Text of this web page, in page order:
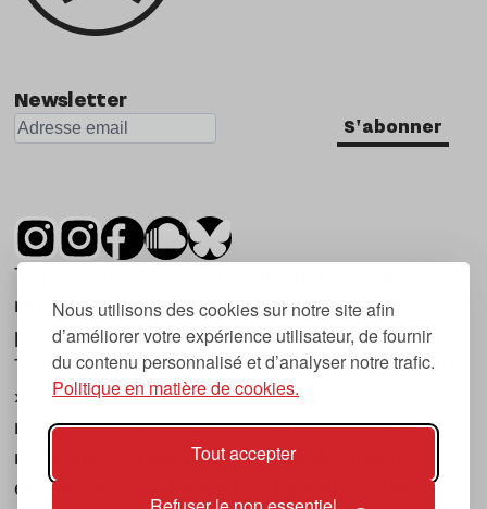
Nous utilisons des cookies sur notre site afin
d’améliorer votre expérience utilisateur, de fournir
du contenu personnalisé et d’analyser notre trafic.
Politique en matière de cookies.
Tout accepter
Newsletter
S'abonner
Tsugi est un mensuel indépendant sur la
musique et les nouvelles tendances, dont la
première parution date de 2007.
Tsugi en japonais signifie « prochain », « suivant
», ce qui correspond à la thématique du
magazine, à l’affût des nouvelles tendances
musicales, qu’elles viennent de la musique
électronique, du rock ou du hip hop, et des